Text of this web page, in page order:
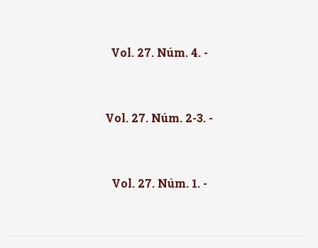
Vol. 27. Núm. 4. -
Vol. 27. Núm. 2-3. -
Vol. 27. Núm. 1. -